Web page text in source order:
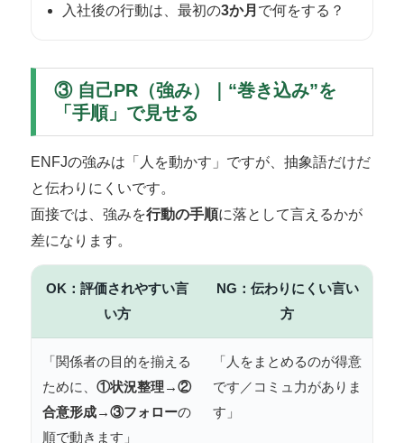
入社後の行動は、最初の3か月 で何をする？
③ 自己PR（強み）｜“巻き込み”を
「手順」で見せる
ENFJの強みは「人を動かす」ですが、抽象語だけだ
と伝わりにくいです。
面接では、強みを行動の手順に落として言えるかが
差になります。
OK：評価されやすい言
い方
NG：伝わりにくい言い
方
「関係者の目的を揃える
ために、 ①状況整理→②
合意形成→③フォローの
順で動きます」
「人をまとめるのが得意
です／コミュ力がありま
す」